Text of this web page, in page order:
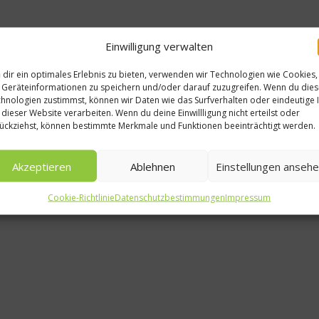
Einwilligung verwalten
dir ein optimales Erlebnis zu bieten, verwenden wir Technologien wie Cookies,
Geräteinformationen zu speichern und/oder darauf zuzugreifen. Wenn du
zustimmst, können wir Daten wie das Surfverhalten oder eindeutige
dieser Website verarbeiten. Wenn du deine Einwillligung nicht erteilst oder
können bestimmte Merkmale und Funktionen beeinträchtigt werden.
Akzeptieren Ablehnen Einstellungen
Cookie-RichtlinieDatenschutzbestimmungenImpressum
für
Unkategorisiert